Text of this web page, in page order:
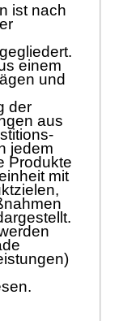
ist nach
einem
gen und
der
aus
jedem
Produkte
mit
nahmen